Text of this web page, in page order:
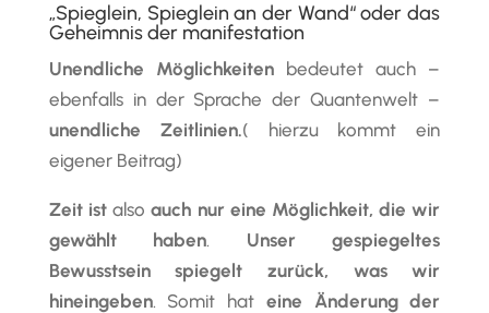
„Spieglein, Spieglein an der Wand“ oder das
Geheimnis der manifestation
Unendliche Möglichkeitenbedeutet auch –
ebenfalls in der Sprache der Quantenwelt –
unendliche Zeitlinien.( hierzu kommt ein
eigener Beitrag)
Zeit istalsoauch nur eine Möglichkeit, die wir
gewählt haben. Unser gespiegeltes
Bewusstsein spiegelt zurück, was wir
hineingeben. Somit hat eine Änderung der